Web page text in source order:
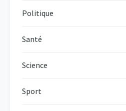
Politique
Santé
Science
Sport